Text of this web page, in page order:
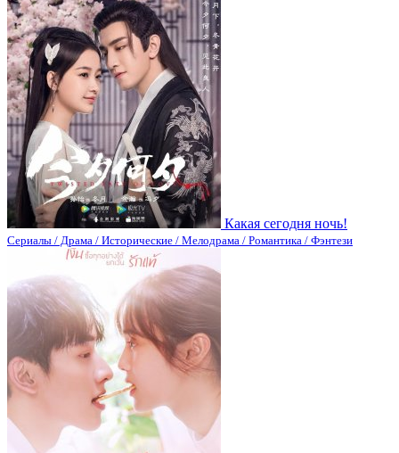
Какая сегодня ночь!
Сериалы / Драма / Исторические / Мелодрама / Романтика / Фэнтези